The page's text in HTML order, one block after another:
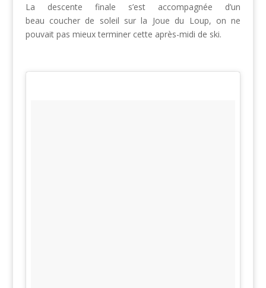
La descente finale s’est accompagnée d’un
beau coucher de soleil sur la Joue du Loup, on ne
pouvait pas mieux terminer cette après-midi de ski.